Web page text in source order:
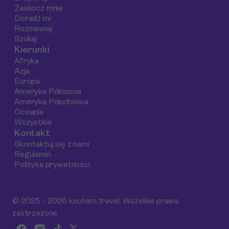
Zaskocz mnie
Doradź mi
Rozmawiaj
Szukaj
Kierunki
Afryka
Azja
Europa
Ameryka Północna
Ameryka Południowa
Oceania
Wszystkie
Kontakt
Skontaktuj się z nami
Regulamin
Polityka prywatności
© 2025 - 2026 kocham.travel. Wszelkie prawa
zastrzeżone.